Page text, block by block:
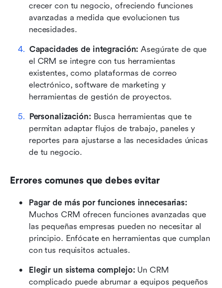
crecer con tu negocio, ofreciendo funciones
avanzadas a medida que evolucionen tus
necesidades.
Capacidades de integración: Asegúrate de que
el CRM se integre con tus herramientas
existentes, como plataformas de correo
electrónico, software de marketing y
herramientas de gestión de proyectos.
Personalización: Busca herramientas que te
permitan adaptar flujos de trabajo, paneles y
reportes para ajustarse a las necesidades únicas
de tu negocio.
Errores comunes que debes evitar
Pagar de más por funciones innecesarias:
Muchos CRM ofrecen funciones avanzadas que
las pequeñas empresas pueden no necesitar al
principio. Enfócate en herramientas que cumplan
con tus requisitos actuales.
Elegir un sistema complejo: Un CRM
complicado puede abrumar a equipos pequeños